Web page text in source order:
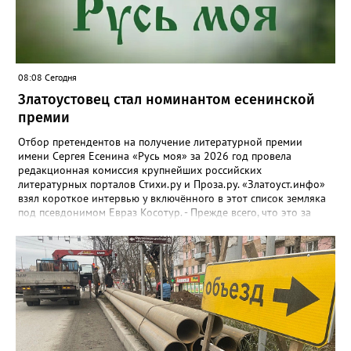
08:08 Сегодня
Златоустовец стал номинантом есенинской
премии
Отбор претендентов на получение литературной премии
имени Сергея Есенина «Русь моя» за 2026 год провела
редакционная комиссия крупнейших российских
литературных порталов Стихи.ру и Проза.ру. «Златоуст.инфо»
взял короткое интервью у включённого в этот список земляка
под псевдонимом Евраз Косотур. - Прежде всего, что это за
«Русь моя» ежегодная, её вручают в канун дня рождения
великого русского поэта. Я о ней узнал на сайте стихи.ру,
подал заявку, особо ни на что не рассчитывая. А потом мне
позвонили, сказали, что я подхожу. - Как давно пишете и о чём?
- Пишу давно, но обычно кидал в стол или отправлял
знакомым, друзьям. С 2024 года публикую на Author.Today, с
марта этого года - на стихи.ру. Кстати, я про этот сайт узнал от
своего подписчика в Телеграм. Он долго восторгался стихами, а